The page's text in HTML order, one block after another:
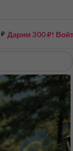
₽ Дарим 300 ₽!